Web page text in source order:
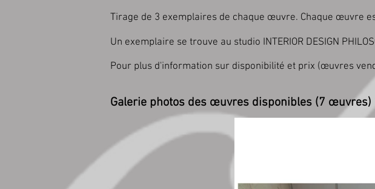
Tirage de 3 exemplaires de chaque œuvre. Chaque œuvre
Un exemplaire se trouve au studio INTERIOR DESIGN
Pour plus d'information sur disponibilité et prix (œuvres
​Galerie photos des œuvres disponibles (7 œuvres)